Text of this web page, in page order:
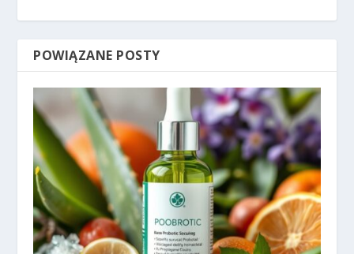
POWIĄZANE POSTY